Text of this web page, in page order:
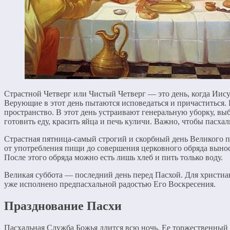
Страстной Четверг или Чистый Четверг — это день, когда
Верующие в этот день пытаются исповедаться и
пространство. В этот день устраивают генеральную уборку,
готовить еду, красить яйца и печь куличи. Важно, чтобы
Страстная пятница-самый строгий и скорбный день Великого
от употребления пищи до совершения церковного обряда
После этого обряда можно есть лишь хлеб и пить только воду.
Великая суббота — последний день перед Пасхой. Для
уже исполнено предпасхальной радостью Его Воскресения.
Празднование Пасхи
Пасхальная Служба Божья длится всю ночь. Ее